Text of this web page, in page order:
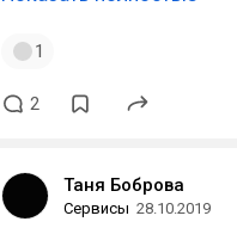
1
2
Таня Боброва
Сервисы 28.10.2019